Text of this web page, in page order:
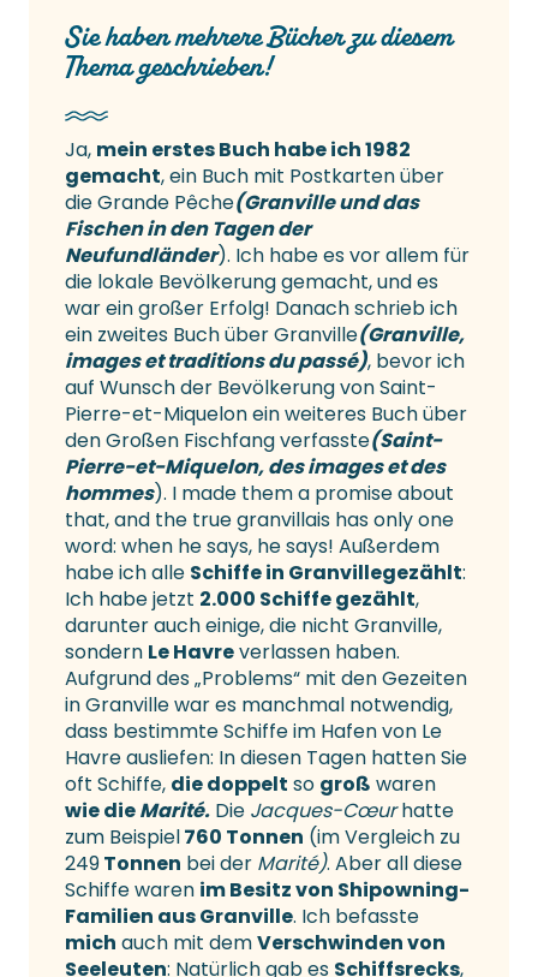
Sie haben mehrere Bücher zu diesem
Thema geschrieben!
Ja, mein erstes Buch habe ich 1982
gemacht, ein Buch mit Postkarten über
die Grande Pêche(Granville und das
Fischen in den Tagen der
Neufundländer). Ich habe es vor allem für
die lokale Bevölkerung gemacht, und es
war ein großer Erfolg! Danach schrieb ich
ein zweites Buch über Granville(Granville,
images et traditions du passé), bevor ich
auf Wunsch der Bevölkerung von Saint-
Pierre-et-Miquelon ein weiteres Buch über
den Großen Fischfang verfasste(Saint-
Pierre-et-Miquelon, des images et des
hommes). I made them a promise about
that, and the true granvillais has only one
word: when he says, he says! Außerdem
habe ich alle Schiffe in Granvillegezählt:
Ich habe jetzt 2.000 Schiffe gezählt,
darunter auch einige, die nicht Granville,
sondern Le Havreverlassen haben.
Aufgrund des „Problems“ mit den Gezeiten
in Granville war es manchmal notwendig,
dass bestimmte Schiffe im Hafen von Le
Havre ausliefen: In diesen Tagen hatten Sie
oft Schiffe, die doppelt so groß waren
wie dieMarité. Die Jacques-Cœurhatte
zum Beispiel760 Tonnen (im Vergleich zu
249Tonnen bei der Marité). Aber all diese
Schiffe waren im Besitz von Shipowning-
Familien aus Granville. Ich befasste
mich auch mit demVerschwinden von
Seeleuten: Natürlich gab es Schiffsrecks,